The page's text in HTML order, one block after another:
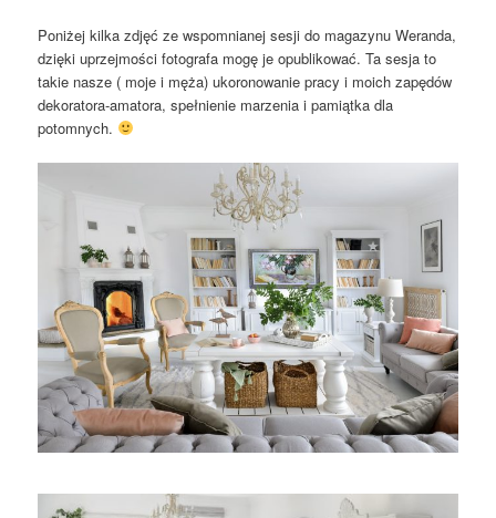
Poniżej kilka zdjęć ze wspomnianej sesji do magazynu Weranda,
dzięki uprzejmości fotografa mogę je opublikować. Ta sesja to
takie nasze ( moje i męża) ukoronowanie pracy i moich zapędów
dekoratora-amatora, spełnienie marzenia i pamiątka dla
potomnych.